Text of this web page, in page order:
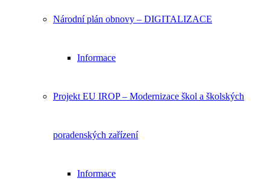
Národní plán obnovy – DIGITALIZACE
Informace
Projekt EU IROP – Modernizace škol a školských
poradenských zařízení
Informace